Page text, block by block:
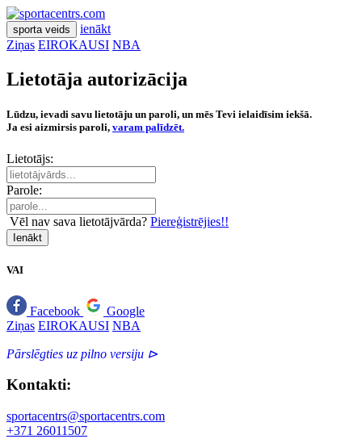
sporta veids
ienākt
Ziņas EIROKAUSI NBA
Lietotāja autorizācija
Lūdzu, ievadi savu lietotāju un paroli, un mēs Tevi ielaidīsim iekšā.
Ja esi aizmirsis paroli, varam palīdzēt.
Lietotājs:
Parole:
Vēl nav sava lietotājvārda? Piereģistrējies!!
Ienākt
VAI
Facebook
Google
Ziņas EIROKAUSI NBA
Pārslēgties uz pilno versiju ⊳
Kontakti:
sportacentrs@sportacentrs.com
+371 26011507